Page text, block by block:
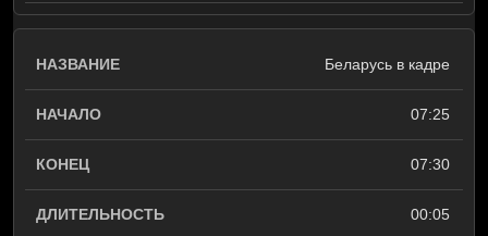
Беларусь в кадре
07:25
07:30
00:05